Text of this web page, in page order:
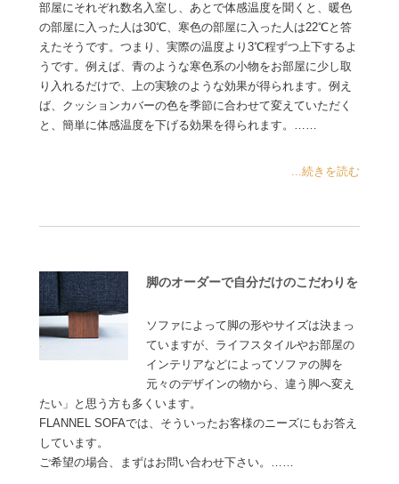
部屋にそれぞれ数名入室し、あとで体感温度を聞くと、暖色
の部屋に入った人は30℃、寒色の部屋に入った人は22℃と答
えたそうです。つまり、実際の温度より3℃程ずつ上下するよ
うです。例えば、青のような寒色系の小物をお部屋に少し取
り入れるだけで、上の実験のような効果が得られます。例え
ば、クッションカバーの色を季節に合わせて変えていただく
と、簡単に体感温度を下げる効果を得られます。……
...続きを読む
脚のオーダーで自分だけのこだわりを
ソファによって脚の形やサイズは決まっ
ていますが、ライフスタイルやお部屋の
インテリアなどによってソファの脚を
元々のデザインの物から、違う脚へ変え
たい」と思う方も多くいます。
FLANNEL SOFAでは、そういったお客様のニーズにもお答え
しています。
ご希望の場合、まずはお問い合わせ下さい。……